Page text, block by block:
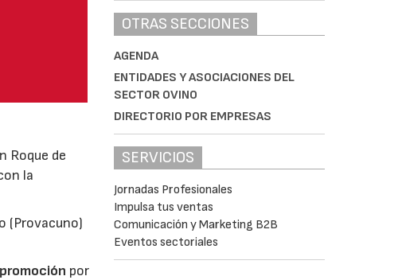
Roque de
la
(Provacuno)
promoción por
OTRAS SECCIONES
AGENDA
ENTIDADES Y ASOCIACIONES DEL
SECTOR OVINO
DIRECTORIO POR EMPRESAS
SERVICIOS
Jornadas Profesionales
Impulsa tus ventas
Comunicación y Marketing B2B
Eventos sectoriales